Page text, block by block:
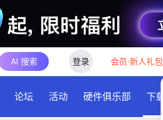
AI 搜索 登录 会员·新人礼包
论坛 活动 硬件俱乐部 下载